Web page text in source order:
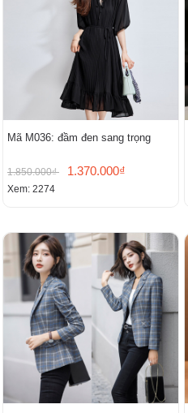
Mã M036: đầm đen sang trọng
1.850.000₫ 1.370.000₫
Xem: 2274